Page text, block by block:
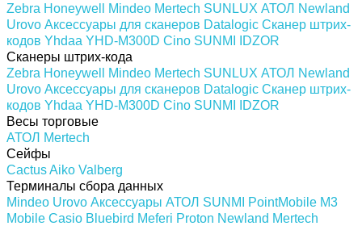
Zebra Honeywell Mindeo Mertech SUNLUX АТОЛ Newland
Urovo Аксессуары для сканеров Datalogic Сканер штрих-
кодов Yhdaa YHD-M300D Cino SUNMI
IDZOR
Сканеры штрих-кода
Zebra Honeywell Mindeo Mertech SUNLUX АТОЛ Newland
Urovo Аксессуары для сканеров Datalogic Сканер штрих-
кодов Yhdaa YHD-M300D Cino SUNMI
IDZOR
Весы торговые
АТОЛ Mertech
Сейфы
CactusAiko Valberg
Терминалы сбора данных
Mindeo Urovo Аксессуары АТОЛ SUNMI PointMobile M3
Mobile Casio Bluebird Meferi Proton Newland Mertech